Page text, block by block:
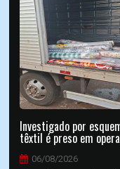
Investigado por
têxtil é preso em
06/08/2026